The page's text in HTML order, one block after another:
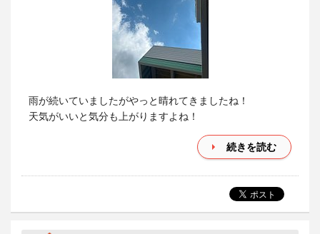
雨が続いていましたがやっと晴れてきましたね！
天気がいいと気分も上がりますよね！
続きを読む